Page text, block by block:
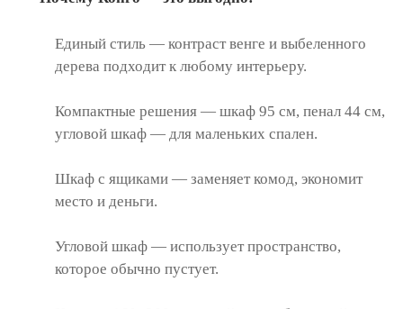
Единый стиль — контраст венге и выбеленного
дерева подходит к любому интерьеру.
Компактные решения — шкаф 95 см, пенал 44 см,
угловой шкаф — для маленьких спален.
Шкаф с ящиками — заменяет комод, экономит
место и деньги.
Угловой шкаф — использует пространство,
которое обычно пустует.